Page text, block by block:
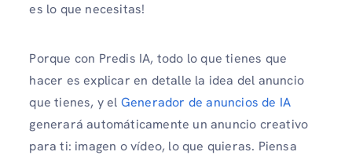
es lo que necesitas!
Porque con Predis IA, todo lo que tienes que
hacer es explicar en detalle la idea del anuncio
que tienes, y el Generador de anuncios de IA
generará automáticamente un anuncio creativo
para ti: imagen o vídeo, lo que quieras. Piensa